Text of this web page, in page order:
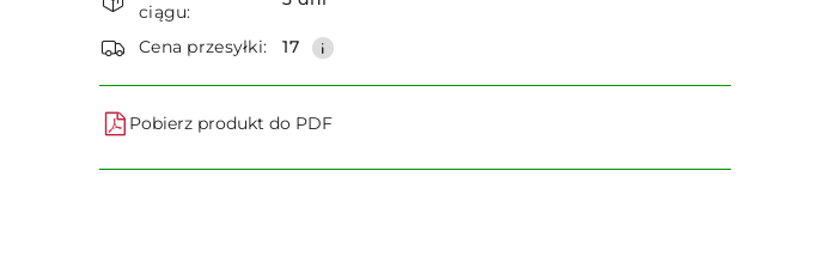
dostawa
ciągu:
Cena przesyłki: 17
Pobierz produkt do PDF